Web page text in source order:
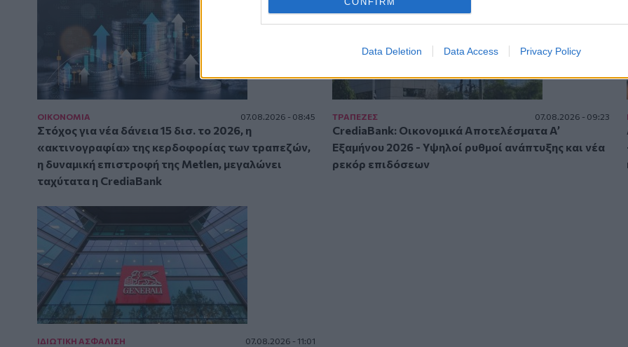
Data Deletion Data Access Privacy Policy
ΟΙΚΟΝΟΜΙΑ 07.08.2026 - 08:45
Στόχος για νέα δάνεια 15 δισ. το 2026, η
«ακτινογραφία» της κερδοφορίας των τραπεζών,
η δυναμική επιστροφή της Metlen, μεγαλώνει
ταχύτατα η CrediaBank
ΤΡAΠΕΖΕΣ 07.08.2026 - 09:23
CrediaBank: Οικονομικά Αποτελέσματα A’
Εξαμήνου 2026 - Υψηλοί ρυθμοί ανάπτυξης και νέα
ρεκόρ επιδόσεων
ΙΔΙΩΤΙΚΗ ΑΣΦAΛΙΣΗ 07.08.2026 - 11:01